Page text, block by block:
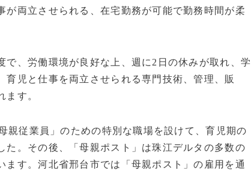
両立させられる、在宅勤務が可能で勤務時間が柔
、労働環境が良好な上、週に2日の休みが取れ、学
児と仕事を両立させられる専門技術、管理、販
ます。
従業員」のための特別な職場を設けて、育児期の
。その後、「母親ポスト」は珠江デルタの多数の
す。河北省邢台市では「母親ポスト」の雇用を通